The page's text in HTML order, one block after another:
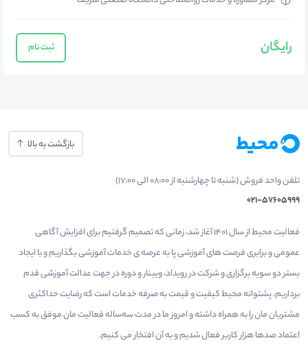
رایگان ثبت نام
بازگشت به بالا
تلفن واحد فروش (شنبه تا چهارشنبه از 08:00 الی 17:00)
021-57605999
فعالیت محیط از سال 1401 آغاز شد، زمانی که تصمیم گرفتیم برای افزایش آگاهی
عمومی و برابری فرصت های آموزشی پا به عرصه ی خدمات آموزشی بگذاریم و با ایجاد
بستر دو سویه برگزاری و شرکت در رویداد، وبینار و دوره در جهت عدالت آموزشی قدم
برداریم. پشتوانه محیط کیفیت و قیمت به صرفه خدمات است که رضایت حداکثری
مشتریان مان را به همراه داشته و امروز ما در مدت سه‌ساله فعالیت مان موفق به کسب
اعتماد صدها هزار کاربر فعال شدیم و به آن افتخار می‌ کنیم.